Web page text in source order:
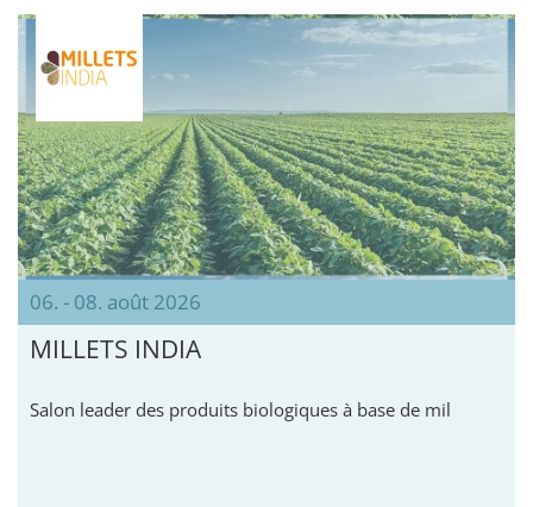
06. - 08. août 2026
MILLETS INDIA
Salon leader des produits biologiques à base de mil